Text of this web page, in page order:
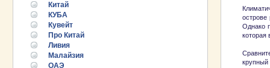
Китай
КУБА
Кувейт
Про Китай
Ливия
Малайзия
ОАЭ
острове
Однако
которая
крупный